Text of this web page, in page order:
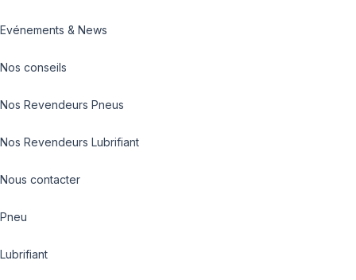
Evénements & News
Nos conseils
Nos Revendeurs Pneus
Nos Revendeurs Lubrifiant
Nous contacter
Pneu
Lubrifiant